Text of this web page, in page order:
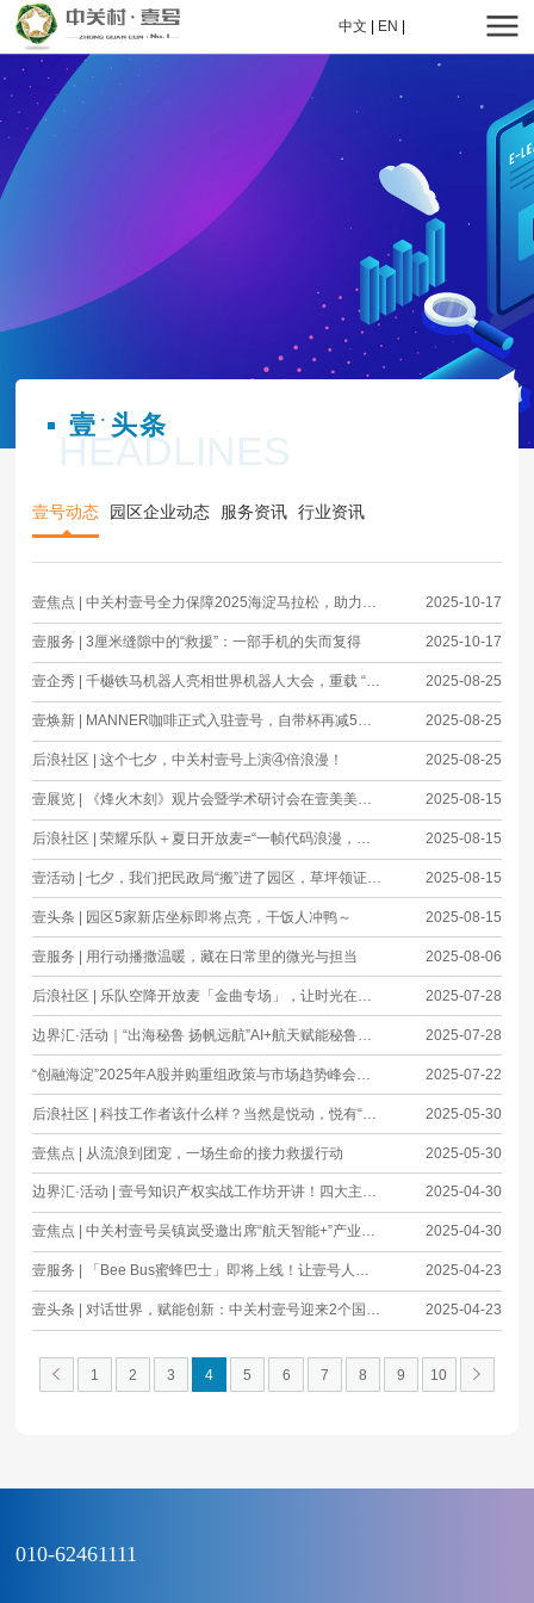
中文 EN
HEADLINES
壹 · 头条
壹号动态 园区企业动态 服务资讯 行业资讯
壹焦点 | 中关村壹号全力保障2025海淀马拉松，助力万人盛会圆满举行 2025-10-17
壹服务 | 3厘米缝隙中的“救援”：一部手机的失而复得 2025-10-17
壹企秀 | 千樾铁马机器人亮相世界机器人大会，重载 “硬汉” 演绎科技柔情 2025-08-25
壹焕新 | MANNER咖啡正式入驻壹号，自带杯再减5元！ 2025-08-25
后浪社区 | 这个七夕，中关村壹号上演④倍浪漫！ 2025-08-25
壹展览 | 《烽火木刻》观片会暨学术研讨会在壹美美术馆圆满落幕 2025-08-15
后浪社区 | 荣耀乐队＋夏日开放麦=“一帧代码浪漫，满场旋律温柔” 2025-08-15
壹活动 | 七夕，我们把民政局“搬”进了园区，草坪领证速约—— 2025-08-15
壹头条 | 园区5家新店坐标即将点亮，干饭人冲鸭～ 2025-08-15
壹服务 | 用行动播撒温暖，藏在日常里的微光与担当 2025-08-06
后浪社区 | 乐队空降开放麦「金曲专场」，让时光在旋律里倒流 2025-07-28
边界汇·活动｜“出海秘鲁 扬帆远航”AI+航天赋能秘鲁智慧城市建设交流对接会成功举办 2025-07-28
“创融海淀”2025年A股并购重组政策与市场趋势峰会圆满举办 2025-07-22
后浪社区 | 科技工作者该什么样？当然是悦动，悦有“YOUNG”！ 2025-05-30
壹焦点 | 从流浪到团宠，一场生命的接力救援行动 2025-05-30
边界汇·活动 | 壹号知识产权实战工作坊开讲！四大主题赋能企业创新发展 2025-04-30
壹焦点 | 中关村壹号吴镇岚受邀出席“航天智能+”产业生态大会并进行推介 2025-04-30
壹服务 | 「Bee Bus蜜蜂巴士」即将上线！让壹号人的通勤更加从容！ 2025-04-23
壹头条 | 对话世界，赋能创新：中关村壹号迎来2个国际团体参观交流 2025-04-23
1 2 3 4 5 6 7 8 9 10
010-62461111